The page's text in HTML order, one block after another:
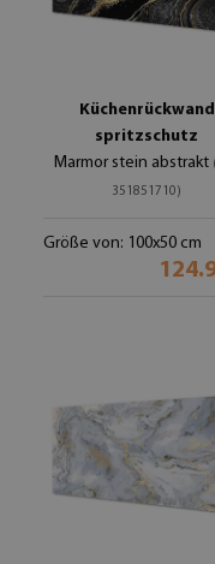
Küchenrückwand
spritzschutz
Marmor stein abstrakt
351851710)
Größe von: 100x50 cm